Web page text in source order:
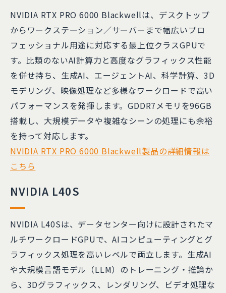
NVIDIA RTX PRO 6000 Blackwellは、デスクトップ
からワークステーション／サーバーまで幅広いプロ
フェッショナル用途に対応する最上位クラスGPUで
す。比類のないAI計算力と高度なグラフィックス性能
を併せ持ち、生成AI、エージェントAI、科学計算、3D
モデリング、映像処理など多様なワークロードで高い
パフォーマンスを発揮します。GDDR7メモリを96GB
搭載し、大規模データや複雑なシーンの処理にも余裕
を持って対応します。
NVIDIA RTX PRO 6000 Blackwell製品の詳細情報は
こちら
NVIDIA L40S
NVIDIA L40Sは、データセンター向けに設計されたマ
ルチワークロードGPUで、AIコンピューティングとグ
ラフィックス処理を高いレベルで両立します。生成AI
や大規模言語モデル（LLM）のトレーニング・推論か
ら、3Dグラフィックス、レンダリング、ビデオ処理な